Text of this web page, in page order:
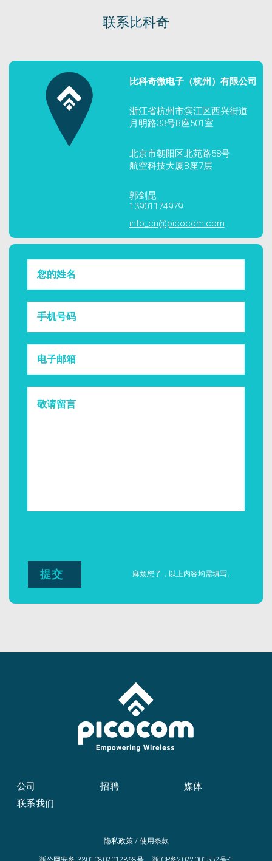
联系比科奇
比科奇微电子（杭州）有限公司
浙江省杭州市滨江区西兴街道
月明路33号B座501室
北京市朝阳区北苑路58号
航空科技大厦B座7层
郭剑昆
13901174979
info_cn@picocom.com
麻烦您了，以上内容均需填写。
公司 招聘
媒体
联系我们
隐私政策/ 使用条款